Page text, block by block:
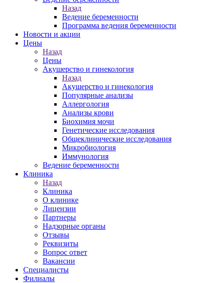
Назад
Ведение беременности
Программа ведения беременности
Новости и акции
Цены
Назад
Цены
Акушерство и гинекология
Назад
Акушерство и гинекология
Популярные анализы
Аллергология
Анализы крови
Биохимия мочи
Генетические исследования
Общеклинические исследования
Микробиология
Иммунология
Ведение беременности
Клиника
Назад
Клиника
О клинике
Лицензии
Партнеры
Надзорные органы
Отзывы
Реквизиты
Вопрос ответ
Вакансии
Специалисты
Филиалы